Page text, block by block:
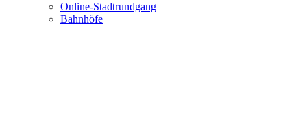
Online-Stadtrundgang
Bahnhöfe